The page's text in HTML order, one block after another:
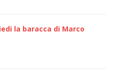
la baracca di Marco